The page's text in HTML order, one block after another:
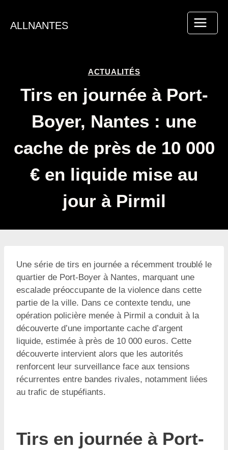
contenu
ALLNANTES
ACTUALITÉS
Tirs en journée à Port-
Boyer, Nantes : une
cache de près de 10 000
€ en liquide mise au
jour à Pirmil
Une série de tirs en journée a récemment troublé le
quartier de Port-Boyer à Nantes, marquant une
escalade préoccupante de la violence dans cette
partie de la ville. Dans ce contexte tendu, une
opération policière menée à Pirmil a conduit à la
découverte d’une importante cache d’argent
liquide, estimée à près de 10 000 euros. Cette
découverte intervient alors que les autorités
renforcent leur surveillance face aux tensions
récurrentes entre bandes rivales, notamment liées
au trafic de stupéfiants.
Tirs en journée à Port-